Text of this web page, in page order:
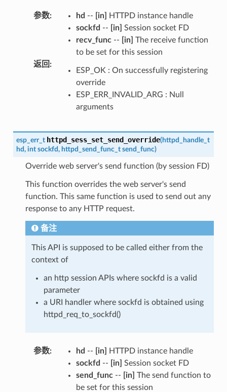
参数: hd -- [in]
HTTPD instance handle
sockfd -- [in] Session socket FD
recv_func-- [in] The receive function
to be set for this session
返回 :
ESP_OK : On successfully registering
override
ESP_ERR_INVALID_ARG : Null
arguments
esp_err_t httpd_sess_set_send_override(httpd_handle_t
hd, int sockfd, httpd_send_func_t send_func)
Override web server's send function (by session FD)
This function overrides the web server's send
function. This same function is used to send out any
response to any HTTP request.
备注
This API is supposed to be called either from the
context of
an http session APIs where sockfd is a valid
parameter
a URI handler where sockfd is obtained using
httpd_req_to_sockfd()
参数: hd -- [in]
HTTPD instance handle
sockfd -- [in] Session socket FD
send_func-- [in] The send function to
be set for this session